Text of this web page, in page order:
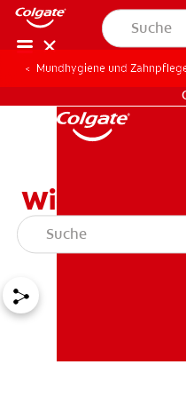
Mundhygiene und
Wie pflege
meines